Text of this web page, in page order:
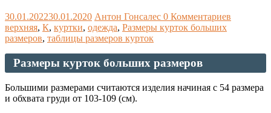
30.01.202230.01.2020 Антон Гонсалес 0 Комментариев
верхняя, К, куртки, одежда, Размеры курток больших
размеров, таблицы размеров курток
Размеры курток больших размеров
Большими размерами считаются изделия начиная с 54 размера
и обхвата груди от 103‑109 (см).